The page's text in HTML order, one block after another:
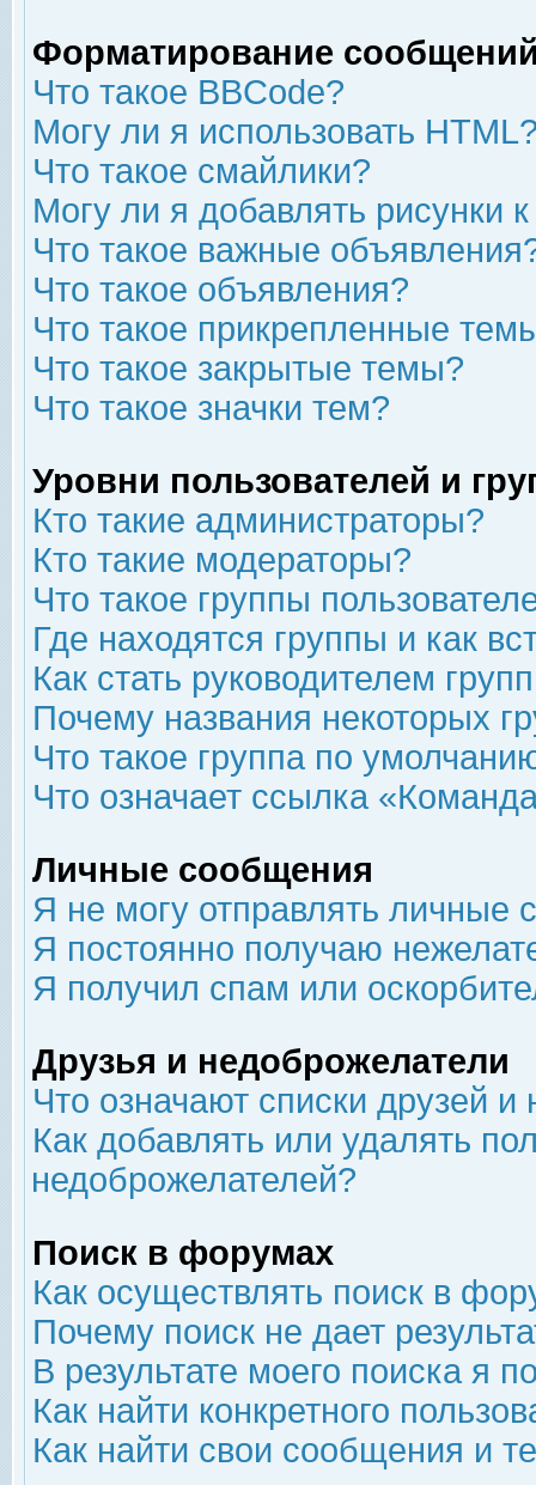
Форматирование
Что такое BBCode?
Могу ли я использовать
Что такое смайлики?
Могу ли я добавлять рисунки
Что такое важные
Что такое объявления?
Что такое прикрепленные
Что такое закрытые темы?
Что такое значки тем?
Уровни пользователей и
Кто такие администраторы?
Кто такие модераторы?
Что такое группы
Где находятся группы и как
Как стать руководителем
Почему названия некоторых
Что такое группа по
Что означает ссылка
Личные сообщения
Я не могу отправлять личные
Я постоянно получаю
Я получил спам или
Друзья и недоброжелатели
Что означают списки друзей
Как добавлять или удалять
недоброжелателей?
Поиск в форумах
Как осуществлять поиск в
Почему поиск не дает
В результате моего поиска я
Как найти конкретного
Как найти свои сообщения и